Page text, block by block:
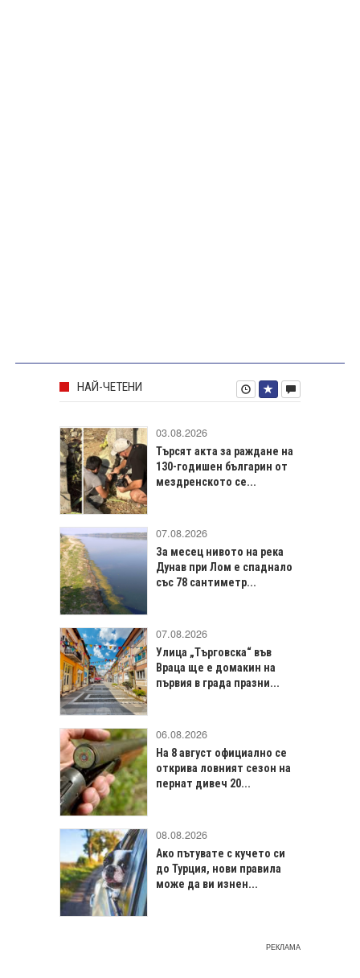
НАЙ-ЧЕТЕНИ
03.08.2026
Търсят акта за раждане на
130-годишен българин от
мездренското се...
07.08.2026
За месец нивото на река
Дунав при Лом е спаднало
със 78 сантиметр...
07.08.2026
Улица „Търговска“ във
Враца щe е домакин на
първия в града празни...
06.08.2026
На 8 август официално се
открива ловният сезон на
пернат дивеч 20...
08.08.2026
Ако пътувате с кучето си
до Турция, нови правила
може да ви изнен...
РЕКЛАМА